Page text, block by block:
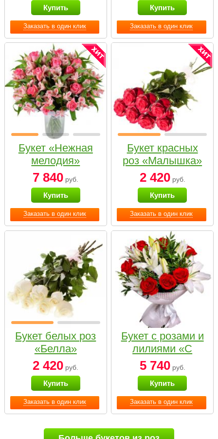
Заказать в один клик
Купить
Заказать в один клик
Купить
Заказать в один клик
Букет «Нежная
мелодия»
7 840 руб.
Купить
Заказать в один клик
Букет красных
роз «Малышка»
2 420руб.
Купить
Заказать в один клик
Букет белых роз
«Белла»
2 420 руб.
Купить
Заказать в один клик
Букет с розами и
лилиями «С
наилучшими
пожеланиями»
5 740руб.
Купить